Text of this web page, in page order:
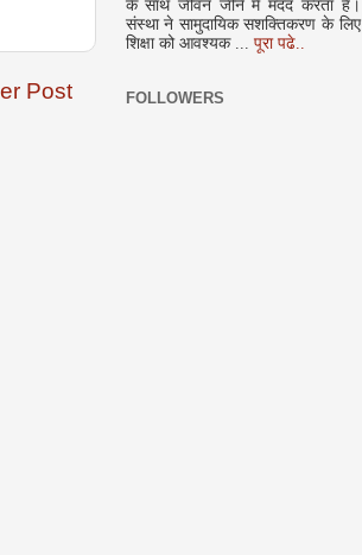
Post
अक्टूबर 2008
के साथ जीवन जीने में मदद करता है।
संस्था ने सामुदायिक सशक्तिकरण के लिए
शिक्षा को आवश्यक ... पूरा पढे..
FOLLOWERS